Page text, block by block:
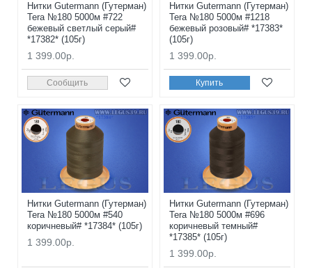
Нитки Gutermann (Гутерман)
Tera №180 5000м #722
бежевый светлый серый#
*17382* (105г)
1 399.00р.
Сообщить
Нитки Gutermann (Гутерман)
Tera №180 5000м #1218
бежевый розовый# *17383*
(105г)
1 399.00р.
Купить
Нитки Gutermann (Гутерман)
Tera №180 5000м #540
коричневый# *17384* (105г)
1 399.00р.
Нитки Gutermann (Гутерман)
Tera №180 5000м #696
коричневый темный#
*17385* (105г)
1 399.00р.